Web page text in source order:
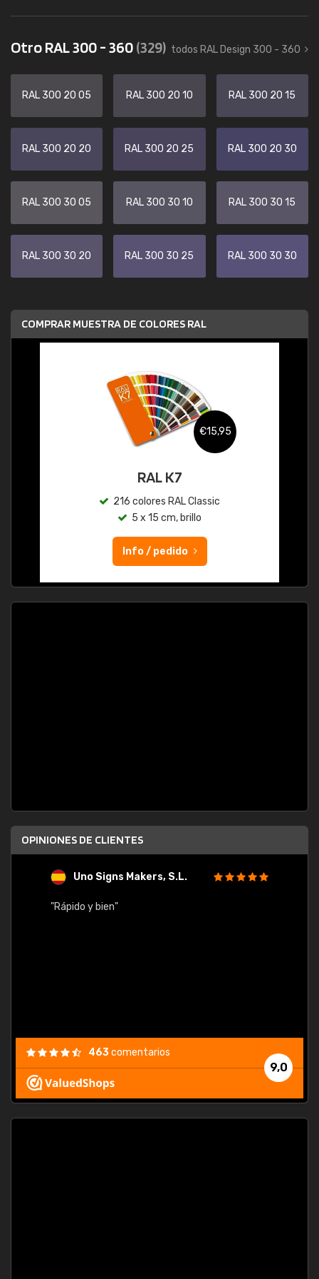
Otro RAL 300 - 360(329) todos RAL Design 300 - 360
RAL 300 20 05 RAL 300 20 10 RAL 300 20 15
RAL 300 20 20 RAL 300 20 25 RAL 300 20 30
RAL 300 30 05 RAL 300 30 10 RAL 300 30 15
RAL 300 30 20 RAL 300 30 25 RAL 300 30 30
COMPRAR MUESTRA DE COLORES RAL
€15,95
RAL K7
216 colores RAL Classic
5 x 15 cm, brillo
Info / pedido
OPINIONES DE CLIENTES
Uno Signs Makers, S.L.
"Rápido y bien"
9,0
463comentarios